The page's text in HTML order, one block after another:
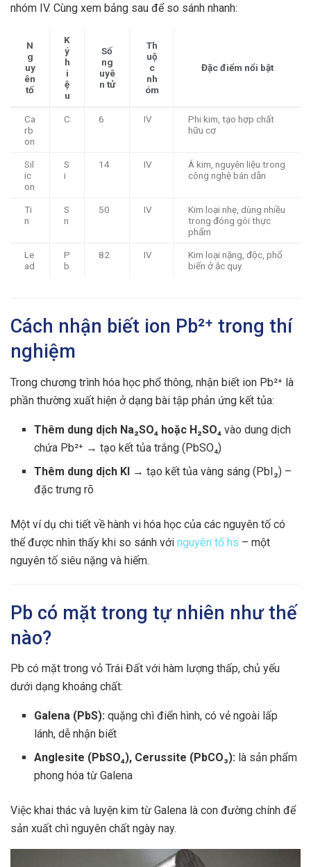
nhóm IV. Cùng xem bảng sau để so sánh nhanh:
N
g
uy
ên
tố
K
ý
h
i
ệ
u
Số
ng
uyê
n tử
Th
uộ
c
nh
óm
Đặc điểm nổi bật
Ca
rb
on
C 6 IV
Phi kim, tạo hợp chất
hữu cơ
Sil
ic
on
S
i
14 IV
Á kim, nguyên liệu trong
công nghệ bán dẫn
Ti
n
S
n
50 IV
Kim loại nhẹ, dùng nhiều
trong đóng gói thực
phẩm
Le
ad
P
b
82 IV
Kim loại nặng, độc, phổ
biến ở ắc quy
Cách nhận biết ion Pb²⁺ trong thí
nghiệm
Trong chương trình hóa học phổ thông, nhận biết ion Pb²⁺ là
phần thường xuất hiện ở dạng bài tập phản ứng kết tủa:
Thêm dung dịch Na₂SO₄ hoặc H₂SO₄ vào dung dịch
chứa Pb²⁺ → tạo kết tủa trắng (PbSO₄)
Thêm dung dịch KI → tạo kết tủa vàng sáng (PbI₂) –
đặc trưng rõ
Một ví dụ chi tiết về hành vi hóa học của các nguyên tố có
thể được nhìn thấy khi so sánh với nguyên tố hs – một
nguyên tố siêu nặng và hiếm.
Pb có mặt trong tự nhiên như thế
nào?
Pb có mặt trong vỏ Trái Đất với hàm lượng thấp, chủ yếu
dưới dạng khoáng chất:
Galena (PbS): quặng chì điển hình, có vẻ ngoài lấp
lánh, dễ nhận biết
Anglesite (PbSO₄), Cerussite (PbCO₃): là sản phẩm
phong hóa từ Galena
Việc khai thác và luyện kim từ Galena là con đường chính để
sản xuất chì nguyên chất ngày nay.